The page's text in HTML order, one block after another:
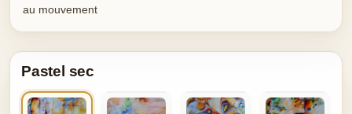
au mouvement
Pastel sec